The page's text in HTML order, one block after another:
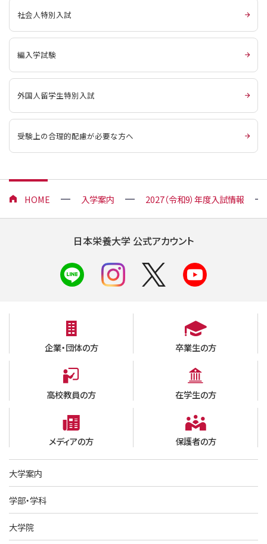
社会人特別入試
編入学試験
外国人留学生特別入試
受験上の合理的配慮が必要な方へ
HOME 入学案内 2027（令和9）年度入試情報
日本栄養大学 公式アカウント
企業・団体の方 卒業生の方
高校教員の方 在学生の方
メディアの方 保護者の方
大学案内
学部・学科
大学院